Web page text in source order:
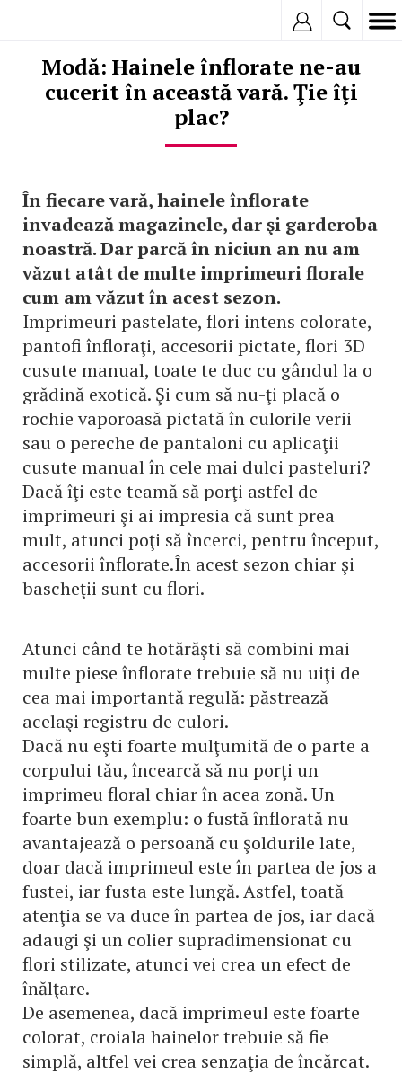
Modă: Hainele înflorate ne-au
cucerit în această vară. Ţie îţi
plac?
În fiecare vară, hainele înflorate
invadează magazinele, dar şi garderoba
noastră. Dar parcă în niciun an nu am
văzut atât de multe imprimeuri florale
cum am văzut în acest sezon.
Imprimeuri pastelate, flori intens colorate,
pantofi înfloraţi, accesorii pictate, flori 3D
cusute manual, toate te duc cu gândul la o
grădină exotică. Şi cum să nu-ţi placă o
rochie vaporoasă pictată în culorile verii
sau o pereche de pantaloni cu aplicaţii
cusute manual în cele mai dulci pasteluri?
Dacă îţi este teamă să porţi astfel de
imprimeuri şi ai impresia că sunt prea
mult, atunci poţi să încerci, pentru început,
accesorii înflorate.În acest sezon chiar şi
bascheţii sunt cu flori.
Atunci când te hotărăşti să combini mai
multe piese înflorate trebuie să nu uiţi de
cea mai importantă regulă: păstrează
acelaşi registru de culori.
Dacă nu eşti foarte mulţumită de o parte a
corpului tău, încearcă să nu porţi un
imprimeu floral chiar în acea zonă. Un
foarte bun exemplu: o fustă înflorată nu
avantajează o persoană cu şoldurile late,
doar dacă imprimeul este în partea de jos a
fustei, iar fusta este lungă. Astfel, toată
atenţia se va duce în partea de jos, iar dacă
adaugi şi un colier supradimensionat cu
flori stilizate, atunci vei crea un efect de
înălţare.
De asemenea, dacă imprimeul este foarte
colorat, croiala hainelor trebuie să fie
simplă, altfel vei crea senzaţia de încărcat.